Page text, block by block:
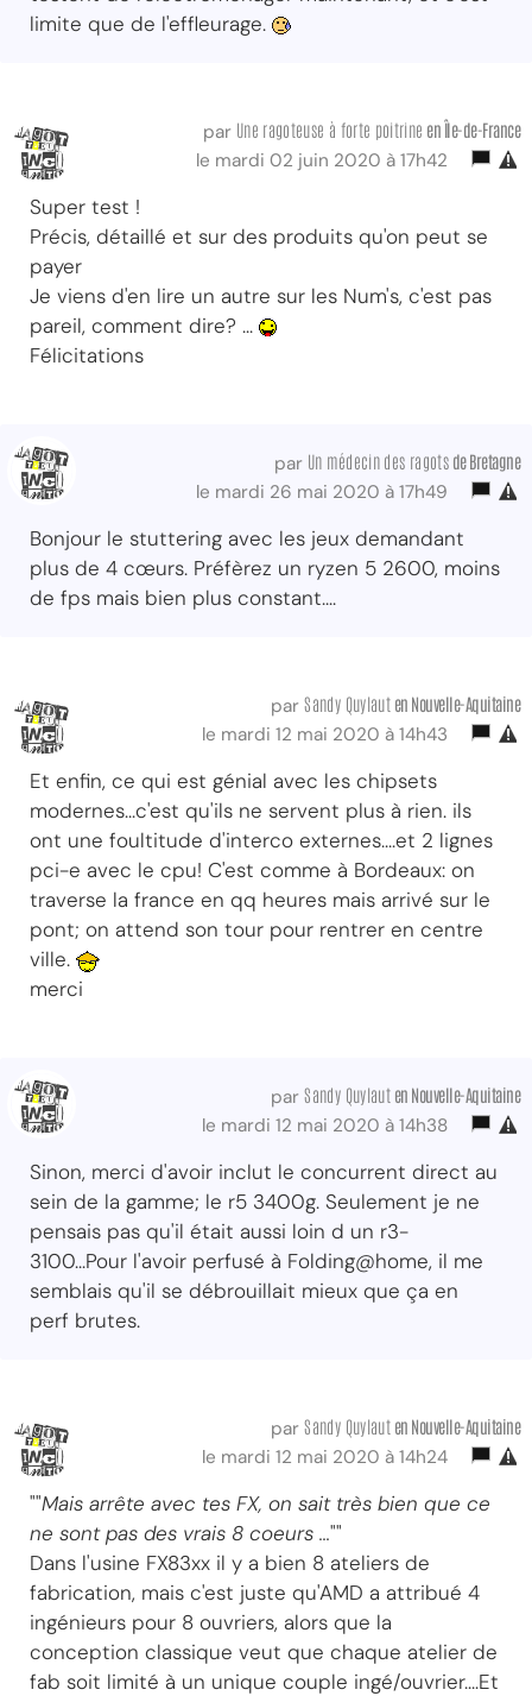
limite que de l'effleurage.
par Une ragoteuse à forte poitrine en Île-de-France
le mardi 02 juin 2020 à 17h42
Super test !
Précis, détaillé et sur des produits qu'on peut se
payer
Je viens d'en lire un autre sur les Num's, c'est pas
pareil, comment dire? ...
Félicitations
par Un médecin des ragots de Bretagne
le mardi 26 mai 2020 à 17h49
Bonjour le stuttering avec les jeux demandant
plus de 4 cœurs. Préfèrez un ryzen 5 2600, moins
de fps mais bien plus constant....
parSandy Quylaut en Nouvelle-Aquitaine
le mardi 12 mai 2020 à 14h43
Et enfin, ce qui est génial avec les chipsets
modernes...c'est qu'ils ne servent plus à rien. ils
ont une foultitude d'interco externes....et 2 lignes
pci-e avec le cpu! C'est comme à Bordeaux: on
traverse la france en qq heures mais arrivé sur le
pont; on attend son tour pour rentrer en centre
ville.
merci
parSandy Quylaut en Nouvelle-Aquitaine
le mardi 12 mai 2020 à 14h38
Sinon, merci d'avoir inclut le concurrent direct au
sein de la gamme; le r5 3400g. Seulement je ne
pensais pas qu'il était aussi loin d un r3-
3100...Pour l'avoir perfusé à Folding@home, il me
semblais qu'il se débrouillait mieux que ça en
perf brutes.
parSandy Quylaut en Nouvelle-Aquitaine
le mardi 12 mai 2020 à 14h24
""Mais arrête avec tes FX, on sait très bien que ce
ne sont pas des vrais 8 coeurs ...""
Dans l'usine FX83xx il y a bien 8 ateliers de
fabrication, mais c'est juste qu'AMD a attribué 4
ingénieurs pour 8 ouvriers, alors que la
conception classique veut que chaque atelier de
fab soit limité à un unique couple ingé/ouvrier....Et